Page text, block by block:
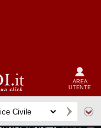
AREA
UTENTE